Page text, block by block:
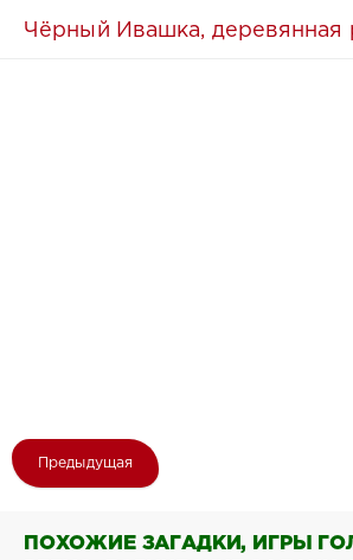
Чёрный Ивашка, деревянная
Предыдущая
ПОХОЖИЕ ЗАГАДКИ, ИГРЫ